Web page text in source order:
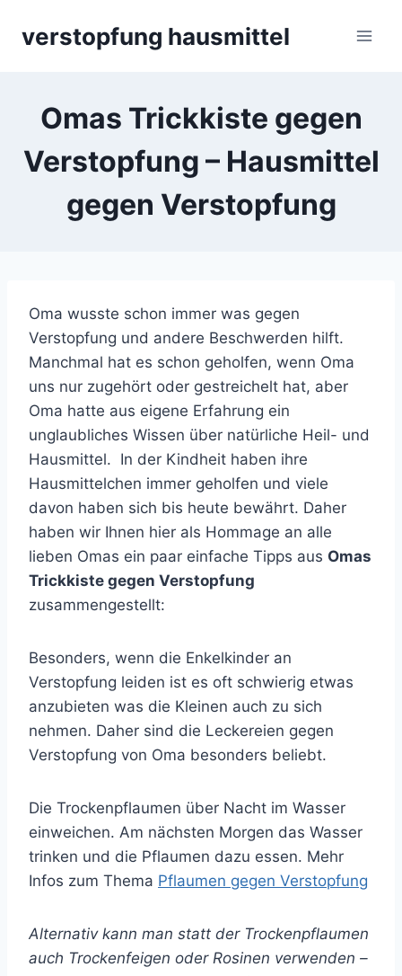
verstopfung hausmittel
Omas Trickkiste gegen
Verstopfung – Hausmittel
gegen Verstopfung
Oma wusste schon immer was gegen
Verstopfung und andere Beschwerden hilft.
Manchmal hat es schon geholfen, wenn Oma
uns nur zugehört oder gestreichelt hat, aber
Oma hatte aus eigene Erfahrung ein
unglaubliches Wissen über natürliche Heil- und
Hausmittel. In der Kindheit haben ihre
Hausmittelchen immer geholfen und viele
davon haben sich bis heute bewährt. Daher
haben wir Ihnen hier als Hommage an alle
lieben Omas ein paar einfache Tipps aus Omas
Trickkiste gegen Verstopfung
zusammengestellt:
Besonders, wenn die Enkelkinder an
Verstopfung leiden ist es oft schwierig etwas
anzubieten was die Kleinen auch zu sich
nehmen. Daher sind die Leckereien gegen
Verstopfung von Oma besonders beliebt.
Die Trockenpflaumen über Nacht im Wasser
einweichen. Am nächsten Morgen das Wasser
trinken und die Pflaumen dazu essen. Mehr
Infos zum Thema Pflaumen gegen Verstopfung
Alternativ kann man statt der Trockenpflaumen
auch Trockenfeigen oder Rosinen verwenden –